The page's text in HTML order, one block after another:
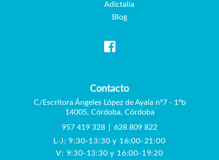
Adictalia
Blog
Contacto
C/Escritora Ángeles López de Ayala nº7 - 1ºb
14005, Córdoba, Córdoba
957 419 328
628 809 822
L-J: 9:30-13:30 y 16:00-21:00
V: 9:30-13:30 y 16:00-19:20